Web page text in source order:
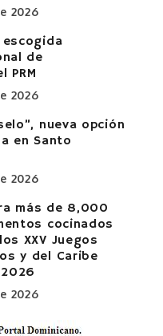
2026
escogida
de
PRM
2026
nueva opción
en Santo
2026
más de 8,000
cocinados
XXV Juegos
y del Caribe
2026